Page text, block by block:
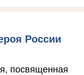
России
посвященная